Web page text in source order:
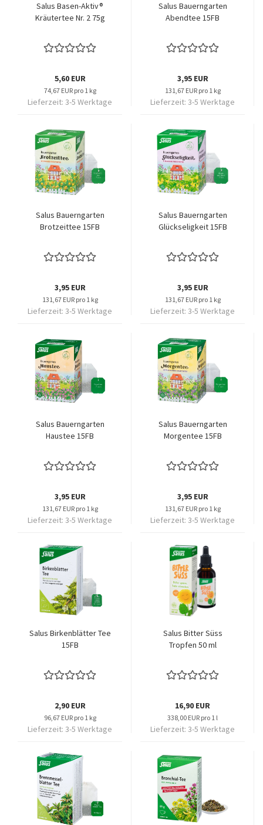
Salus Basen-Aktiv®
Kräutertee Nr. 2 75g
5,60 EUR
74,67 EUR pro 1 kg
Lieferzeit: 3-5 Werktage
Salus Bauerngarten
Abendtee 15FB
3,95 EUR
131,67 EUR pro 1 kg
Lieferzeit: 3-5 Werktage
Salus Bauerngarten
Brotzeittee 15FB
3,95 EUR
131,67 EUR pro 1 kg
Lieferzeit: 3-5 Werktage
Salus Bauerngarten
Glückseligkeit 15FB
3,95 EUR
131,67 EUR pro 1 kg
Lieferzeit: 3-5 Werktage
Salus Bauerngarten
Haustee 15FB
3,95 EUR
131,67 EUR pro 1 kg
Lieferzeit: 3-5 Werktage
Salus Bauerngarten
Morgentee 15FB
3,95 EUR
131,67 EUR pro 1 kg
Lieferzeit: 3-5 Werktage
Salus Birkenblätter Tee
15FB
2,90 EUR
96,67 EUR pro 1 kg
Lieferzeit: 3-5 Werktage
Salus Bitter Süss
Tropfen 50 ml
16,90 EUR
338,00 EUR pro 1 l
Lieferzeit: 3-5 Werktage